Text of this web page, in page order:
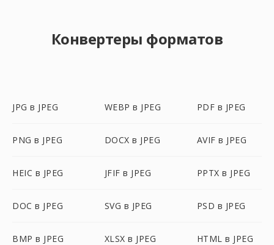
Конвертеры форматов
JPG в JPEG WEBP в JPEG PDF в JPEG
PNG в JPEG DOCX в JPEG AVIF в JPEG
HEIC в JPEG JFIF в JPEG PPTX в JPEG
DOC в JPEG SVG в JPEG PSD в JPEG
BMP в JPEG XLSX в JPEG HTML в JPEG